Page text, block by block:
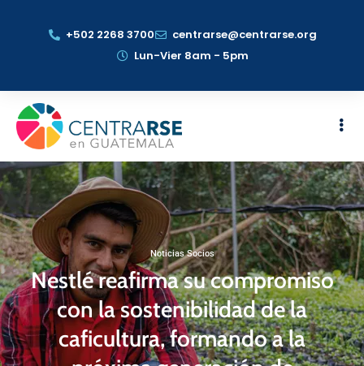
+502 2268 3700
centrarse@centrarse.org
Lun-Vier 8am - 5pm
Noticias Socios
Nestlé reafirma su compromiso
con la sostenibilidad de la
caficultura, formando a la